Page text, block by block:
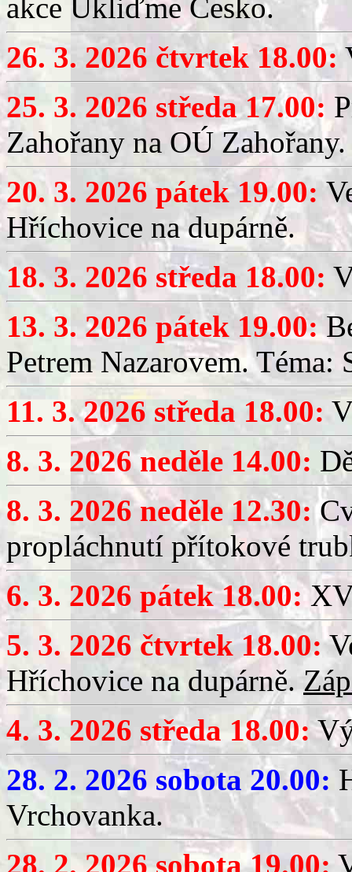
akce Ukliďme Česko.
26. 3. 2026 čtvrtek 18.00:
25. 3. 2026 středa 17.00:
Zahořany na OÚ Zahořany.
20. 3. 2026 pátek 19.00:
Hříchovice na dupárně.
18. 3. 2026 středa 18.00:
13. 3. 2026 pátek 19.00:
Petrem Nazarovem. Téma:
11. 3. 2026 středa 18.00:
8. 3. 2026 neděle 14.00:
8. 3. 2026 neděle 12.30:
propláchnutí přítokové
6. 3. 2026 pátek 18.00:
5. 3. 2026 čtvrtek 18.00:
Hříchovice na dupárně.
4. 3. 2026 středa 18.00:
28. 2. 2026 sobota 20.00:
Vrchovanka.
28. 2. 2026 sobota 19.00: